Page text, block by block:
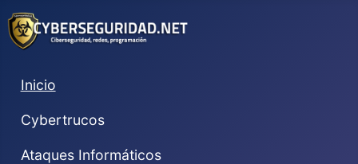
Inicio
Cybertrucos
Ataques Informáticos